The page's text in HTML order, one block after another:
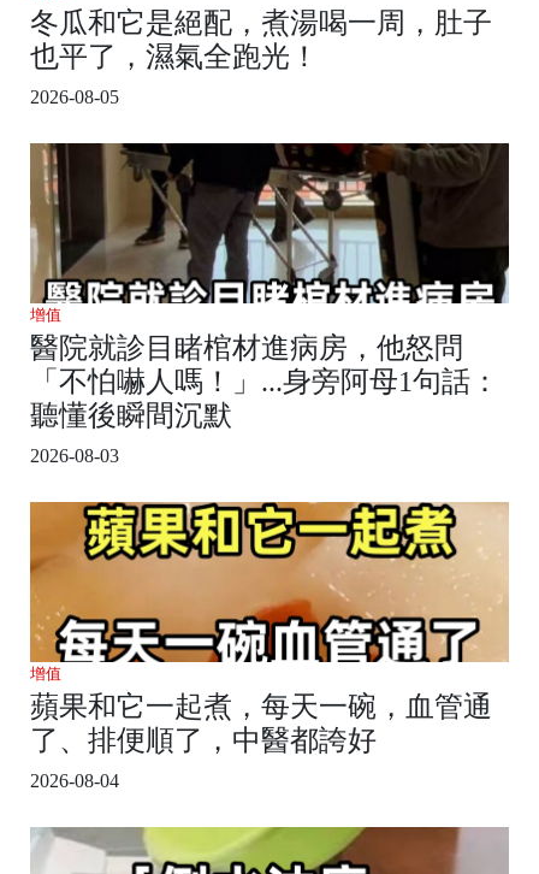
冬瓜和它是絕配，煮湯喝一周，肚子
也平了，濕氣全跑光！
2026-08-05
增值
醫院就診目睹棺材進病房，他怒問
「不怕嚇人嗎！」...身旁阿母1句話：
聽懂後瞬間沉默
2026-08-03
增值
蘋果和它一起煮，每天一碗，血管通
了、排便順了，中醫都誇好
2026-08-04